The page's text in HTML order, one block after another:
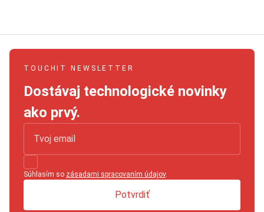
TOUCHIT NEWSLETTER
Dostávaj technologické novinky
ako prvý.
Súhlasím so zásadami spracovaním údajov.
Potvrdiť